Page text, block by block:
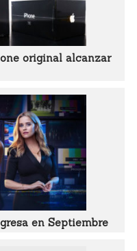
original alcanzar
en Septiembre